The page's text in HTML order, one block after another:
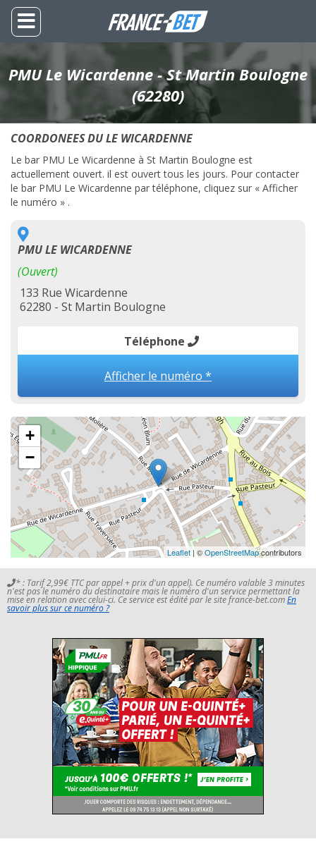
PMU Le Wicardenne - St Martin Boulogne
(62280)
COORDONEES DU LE WICARDENNE
Le bar PMU Le Wicardenne à St Martin Boulogne est
actuellement ouvert. il est ouvert tous les jours. Pour contacter
le bar PMU Le Wicardenne par téléphone, cliquez sur « Afficher
le numéro » .
PMU LE WICARDENNE
(Ouvert)
133 Rue Wicardenne
62280 - St Martin Boulogne
Téléphone
Afficher le numéro *
+
−
Leaflet | ©OpenStreetMapcontributors
* : Tarif 2,99€ TTC par appel + prix d'un appel). Ce numéro valable 3 minutes
n'est pas le numéro du destinataire mais le numéro d'un service permettant la
mise en relation avec celui-ci. Ce service est édité par le site france-bet.comEn
savoir plus sur ce numéro ?